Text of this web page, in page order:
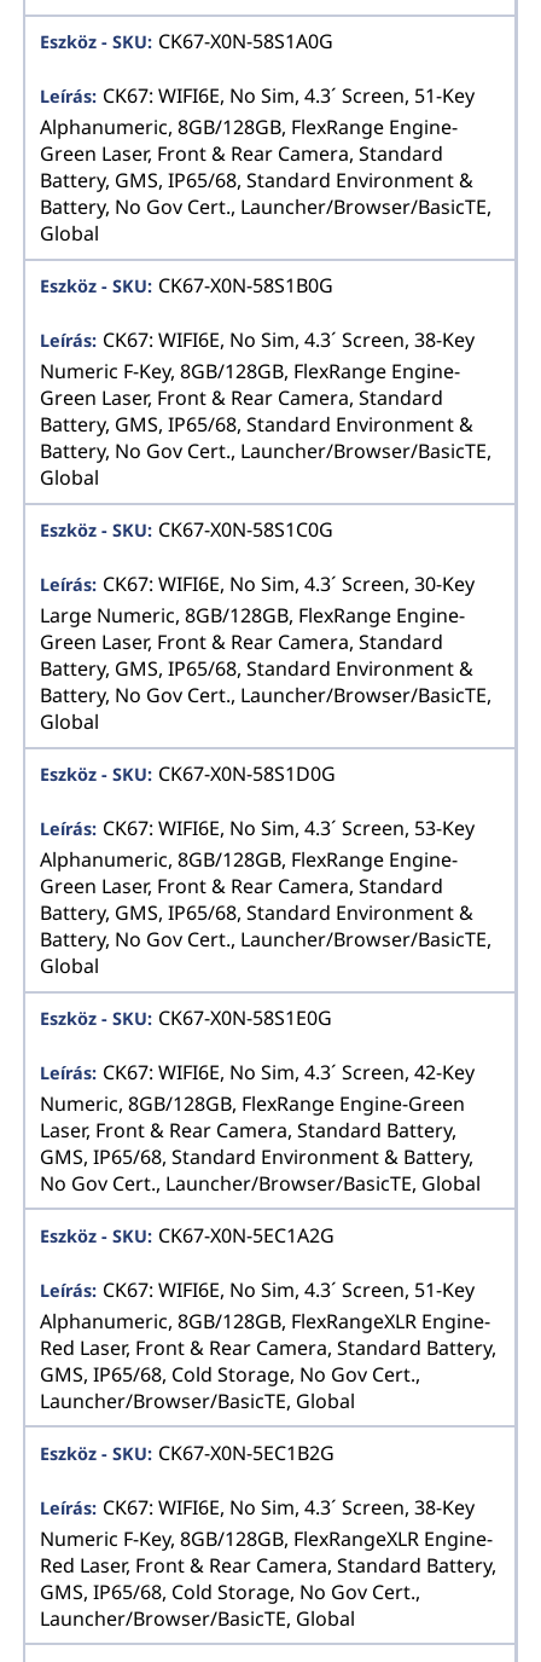
CK67-X0N-58S1A0G
CK67: WIFI6E, No Sim, 4.3´ Screen, 51-Key
Alphanumeric, 8GB/128GB, FlexRange Engine-
Green Laser, Front & Rear Camera, Standard
Battery, GMS, IP65/68, Standard Environment &
Battery, No Gov Cert., Launcher/Browser/BasicTE,
Global
CK67-X0N-58S1B0G
CK67: WIFI6E, No Sim, 4.3´ Screen, 38-Key
Numeric F-Key, 8GB/128GB, FlexRange Engine-
Green Laser, Front & Rear Camera, Standard
Battery, GMS, IP65/68, Standard Environment &
Battery, No Gov Cert., Launcher/Browser/BasicTE,
Global
CK67-X0N-58S1C0G
CK67: WIFI6E, No Sim, 4.3´ Screen, 30-Key
Large Numeric, 8GB/128GB, FlexRange Engine-
Green Laser, Front & Rear Camera, Standard
Battery, GMS, IP65/68, Standard Environment &
Battery, No Gov Cert., Launcher/Browser/BasicTE,
Global
CK67-X0N-58S1D0G
CK67: WIFI6E, No Sim, 4.3´ Screen, 53-Key
Alphanumeric, 8GB/128GB, FlexRange Engine-
Green Laser, Front & Rear Camera, Standard
Battery, GMS, IP65/68, Standard Environment &
Battery, No Gov Cert., Launcher/Browser/BasicTE,
Global
CK67-X0N-58S1E0G
CK67: WIFI6E, No Sim, 4.3´ Screen, 42-Key
Numeric, 8GB/128GB, FlexRange Engine-Green
Laser, Front & Rear Camera, Standard Battery,
GMS, IP65/68, Standard Environment & Battery,
No Gov Cert., Launcher/Browser/BasicTE, Global
CK67-X0N-5EC1A2G
CK67: WIFI6E, No Sim, 4.3´ Screen, 51-Key
Alphanumeric, 8GB/128GB, FlexRangeXLR Engine-
Red Laser, Front & Rear Camera, Standard Battery,
GMS, IP65/68, Cold Storage, No Gov Cert.,
Launcher/Browser/BasicTE, Global
CK67-X0N-5EC1B2G
CK67: WIFI6E, No Sim, 4.3´ Screen, 38-Key
Numeric F-Key, 8GB/128GB, FlexRangeXLR Engine-
Red Laser, Front & Rear Camera, Standard Battery,
GMS, IP65/68, Cold Storage, No Gov Cert.,
Launcher/Browser/BasicTE, Global